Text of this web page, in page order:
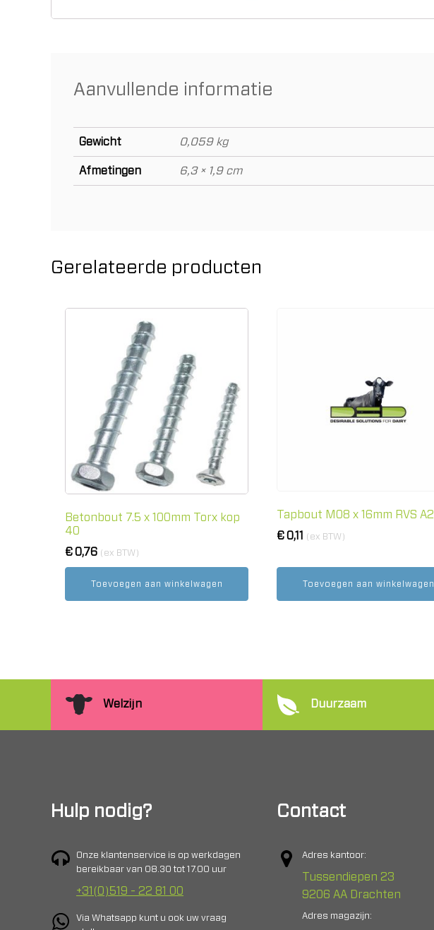
Aanvullende informatie
Gewicht 0,059 kg
Afmetingen 6,3 × 1,9 cm
Gerelateerde producten
Betonbout 7.5 x 100mm Torx kop
40
€0,76 (ex BTW)
Toevoegen aan winkelwagen
Tapbout M08 x 16mm RVS A2
€0,11 (ex BTW)
Toevoegen aan winkelwagen
Welzijn Duurzaam
Hulp nodig?
Onze klantenservice is op werkdagen
bereikbaar van 08.30 tot 17.00 uur
+31(0)519 - 22 81 00
Via Whatsapp kunt u ook uw vraag
Contact
Adres kantoor:
Tussendiepen 23
9206 AA Drachten
Adres magazijn: